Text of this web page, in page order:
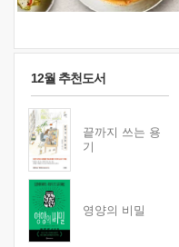
12월 추천도서
끝까지 쓰는 용
기
영양의 비밀